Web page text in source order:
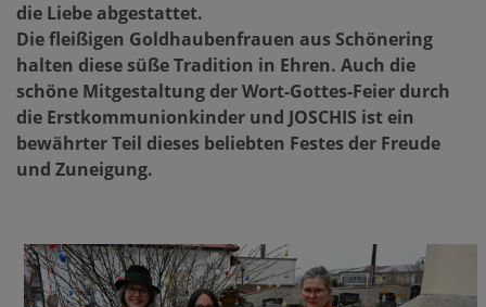
die Liebe abgestattet.
Die fleißigen Goldhaubenfrauen aus Schönering
halten diese süße Tradition in Ehren. Auch die
schöne Mitgestaltung der Wort-Gottes-Feier durch
die Erstkommunionkinder und JOSCHIS ist ein
bewährter Teil dieses beliebten Festes der Freude
und Zuneigung.